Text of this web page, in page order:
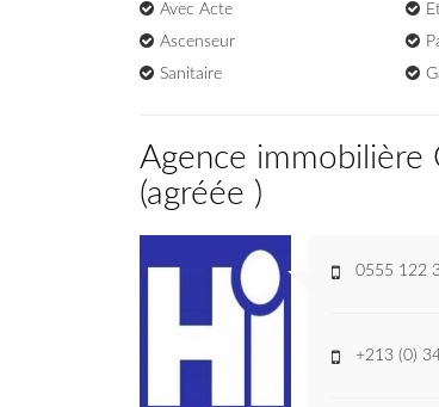
Avec Acte
Ascenseur
Sanitaire
Agence immobilière
(agréée )
0555 122
+213 (0)